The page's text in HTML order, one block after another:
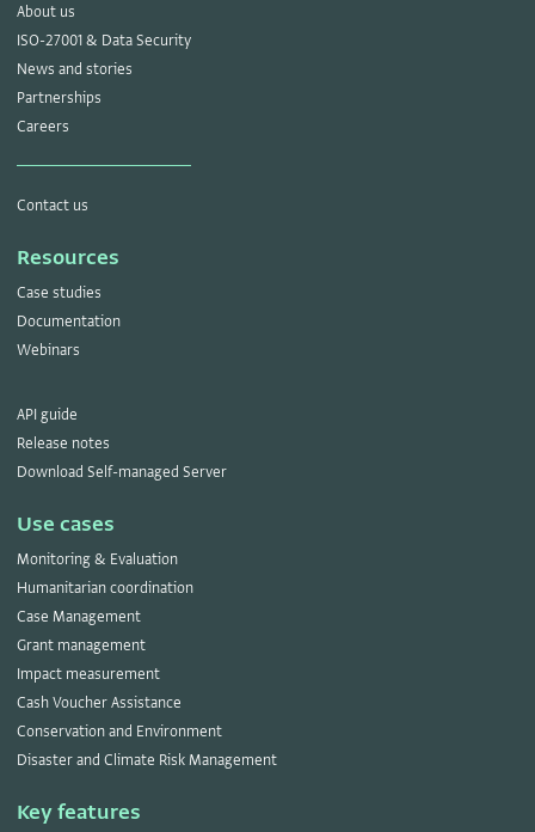
About us
ISO-27001 & Data Security
News and stories
Partnerships
Careers
Contact us
Resources
Case studies
Documentation
Webinars
API guide
Release notes
Download Self-managed Server
Use cases
Monitoring & Evaluation
Humanitarian coordination
Case Management
Grant management
Impact measurement
Cash Voucher Assistance
Conservation and Environment
Disaster and Climate Risk Management
Key features